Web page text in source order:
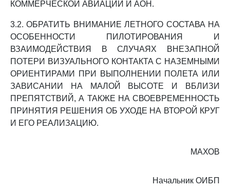
КОММЕРЧЕСКОЙ АВИАЦИИ И АОН.
3.2. ОБРАТИТЬ ВНИМАНИЕ ЛЕТНОГО СОСТАВА НА
ОСОБЕННОСТИ ПИЛОТИРОВАНИЯ И
ВЗАИМОДЕЙСТВИЯ В СЛУЧАЯХ ВНЕЗАПНОЙ
ПОТЕРИ ВИЗУАЛЬНОГО КОНТАКТА С НАЗЕМНЫМИ
ОРИЕНТИРАМИ ПРИ ВЫПОЛНЕНИИ ПОЛЕТА ИЛИ
ЗАВИСАНИИ НА МАЛОЙ ВЫСОТЕ И ВБЛИЗИ
ПРЕПЯТСТВИЙ, А ТАКЖЕ НА СВОЕВРЕМЕННОСТЬ
ПРИНЯТИЯ РЕШЕНИЯ ОБ УХОДЕ НА ВТОРОЙ КРУГ
И ЕГО РЕАЛИЗАЦИЮ.
МАХОВ
Начальник ОИБП